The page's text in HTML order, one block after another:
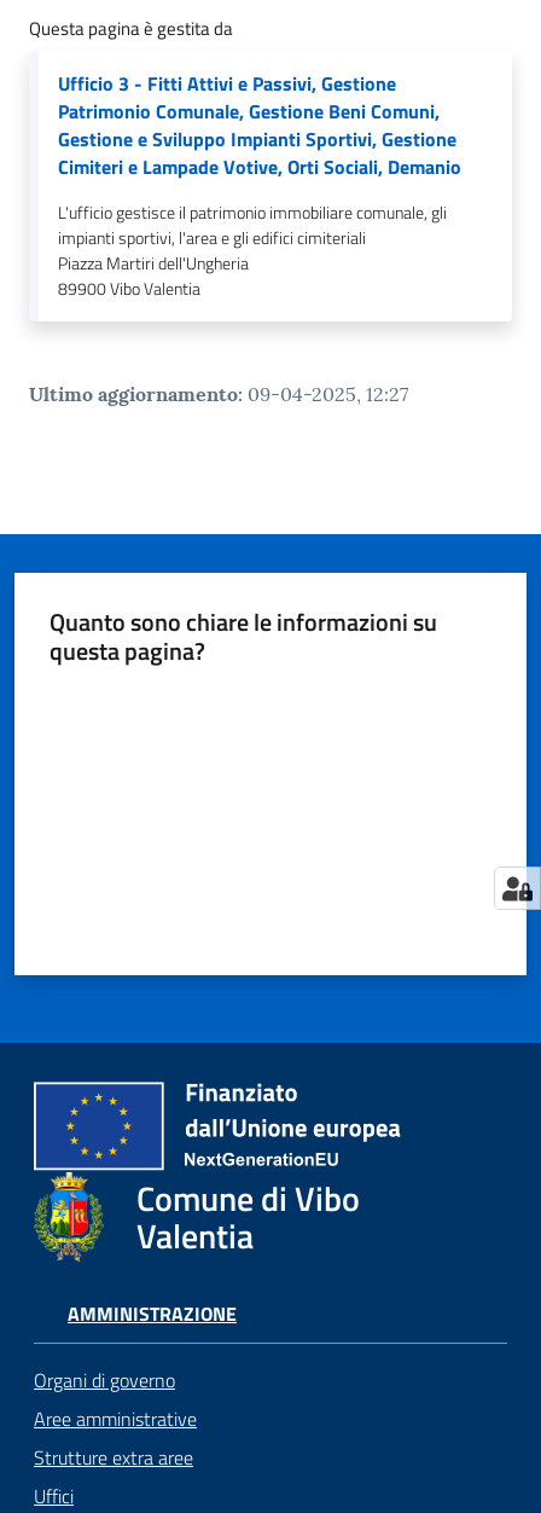
Tutti
gli
argomenti...
Seguici
Questa pagina è gestita da
Ufficio 3 - Fitti Attivi e Passivi, Gestione
Patrimonio Comunale, Gestione Beni Comuni,
Gestione e Sviluppo Impianti Sportivi, Gestione
Cimiteri e Lampade Votive, Orti Sociali, Demanio
L'ufficio gestisce il patrimonio immobiliare comunale, gli
impianti sportivi, l'area e gli edifici cimiteriali
Piazza Martiri dell'Ungheria
89900Vibo Valentia
Ultimo aggiornamento: 09-04-2025, 12:27
Quanto sono chiare le informazioni su
questa pagina?
Comune di Vibo
Valentia
AMMINISTRAZIONE
Organi di governo
Aree amministrative
Strutture extra aree
Uffici